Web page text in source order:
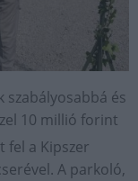
és
10 millió forint
fel a Kipszer
A parkoló,